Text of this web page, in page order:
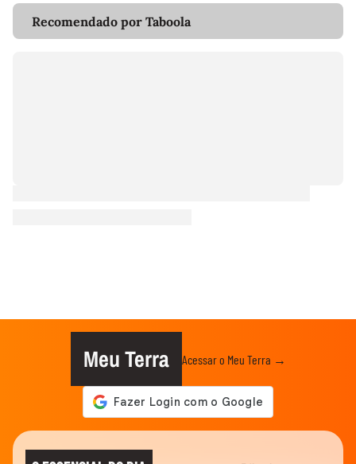
Recomendado por Taboola
Meu Terra Acessar o Meu Terra →